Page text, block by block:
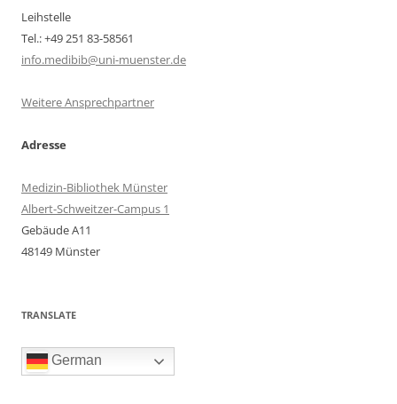
Leihstelle
Tel.: +49 251 83-58561
info.medibib@uni-muenster.de
Weitere Ansprechpartner
Adresse
Medizin-Bibliothek Münster
Albert-Schweitzer-Campus 1
Gebäude A11
48149 Münster
TRANSLATE
German